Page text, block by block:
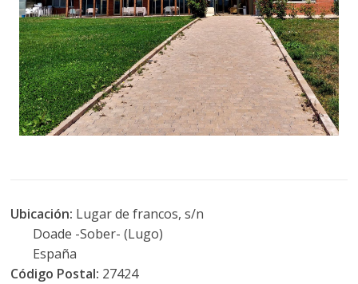
Ubicación: Lugar de francos, s/n
Doade -Sober- (Lugo)
España
Código Postal: 27424